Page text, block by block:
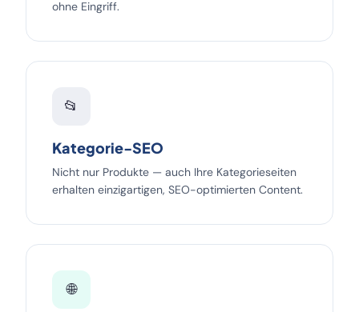
ohne Eingriff.
📂
Kategorie-SEO
Nicht nur Produkte — auch Ihre Kategorieseiten
erhalten einzigartigen, SEO-optimierten Content.
🌐